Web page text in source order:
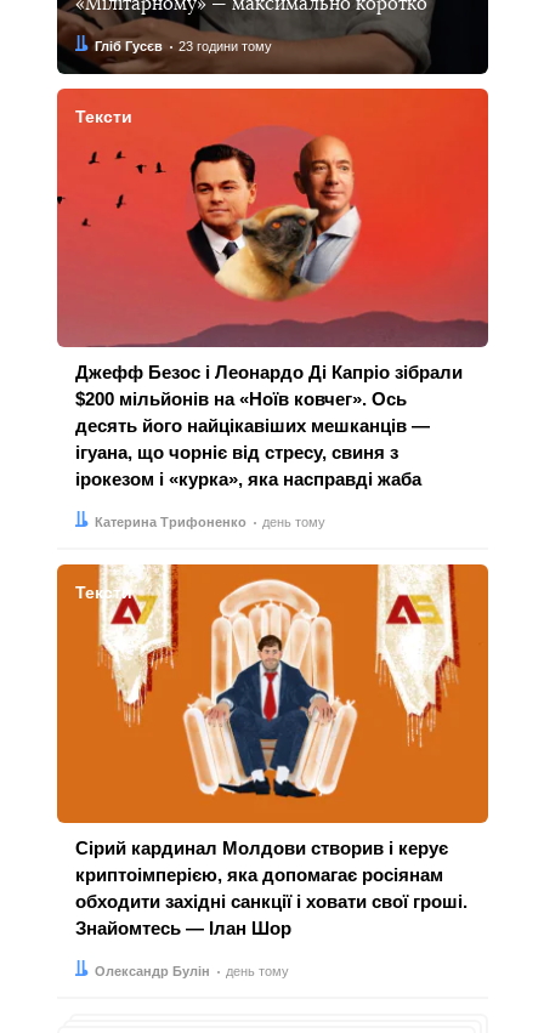
«Мілітарному» — максимально коротко
Автор:
Гліб Гусєв
Дата: 23 години тому
Тексти
Джефф Безос і Леонардо Ді Капріо зібрали
$200 мільйонів на «Ноїв ковчег». Ось
десять його найцікавіших мешканців —
ігуана, що чорніє від стресу, свиня з
ірокезом і «курка», яка насправді жаба
Автор:
Катерина Трифоненко
Дата: день тому
Тексти
Сірий кардинал Молдови створив і керує
криптоімперією, яка допомагає росіянам
обходити західні санкції і ховати свої гроші.
Знайомтесь — Ілан Шор
Автор:
Олександр Булін
Дата: день тому